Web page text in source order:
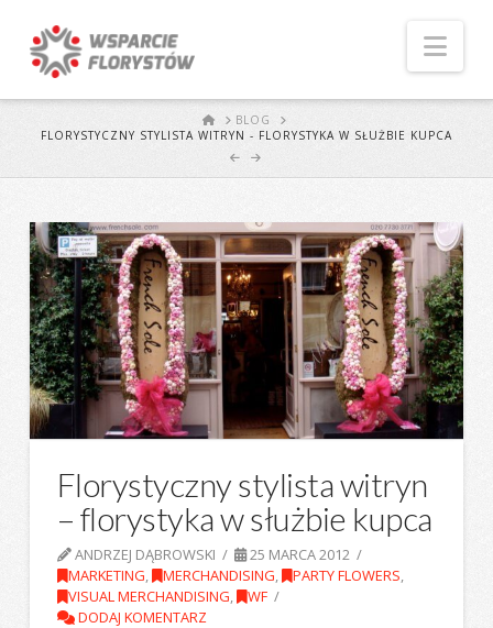
STARTBLOG
FLORYSTYCZNY STYLISTA WITRYN - FLORYSTYKA W SŁUŻBIE KUPCA
Florystyczny stylista witryn
– florystyka w służbie kupca
ANDRZEJ DĄBROWSKI
25 MARCA 2012
MARKETING, MERCHANDISING, PARTY FLOWERS,
VISUAL MERCHANDISING,
WF
DODAJ KOMENTARZ